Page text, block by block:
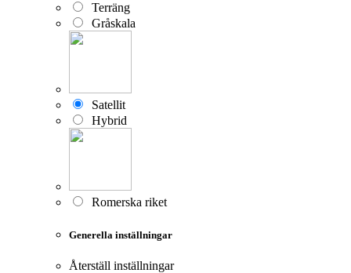
Terräng
Gråskala
Satellit
Hybrid
Romerska riket
Generella inställningar
Återställ inställningar